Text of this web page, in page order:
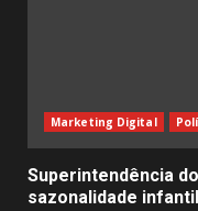
Marketing Digital
Superintendência
sazonalidade infantil